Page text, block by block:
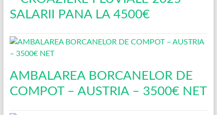
SALARII PANA LA 4500€
AMBALAREA BORCANELOR DE
COMPOT – AUSTRIA – 3500€ NET